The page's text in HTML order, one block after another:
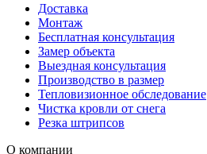
Доставка
Монтаж
Бесплатная консультация
Замер объекта
Выездная консультация
Производство в размер
Тепловизионное обследование
Чистка кровли от снега
Резка штрипсов
О компании